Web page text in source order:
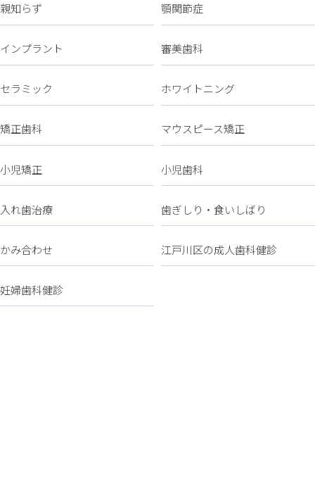
親知らず 顎関節症
インプラント 審美歯科
セラミック ホワイトニング
矯正歯科 マウスピース矯正
小児矯正 小児歯科
入れ歯治療 歯ぎしり・食いしばり
かみ合わせ 江戸川区の成人歯科健診
妊婦歯科健診